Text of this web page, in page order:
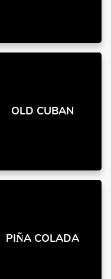
OLD CUBAN
PIÑA COLADA